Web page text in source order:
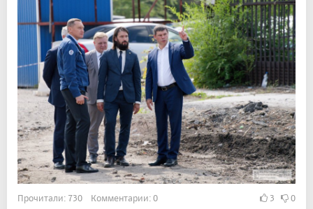
Прочитали: 730 Комментарии: 0 3 0